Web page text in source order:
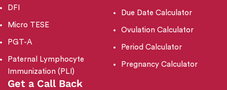
DFI
Micro TESE
PGT-A
Paternal Lymphocyte
Immunization (PLI)
Due Date Calculator
Ovulation Calculator
Period Calculator
Pregnancy Calculator
Get a Call Back